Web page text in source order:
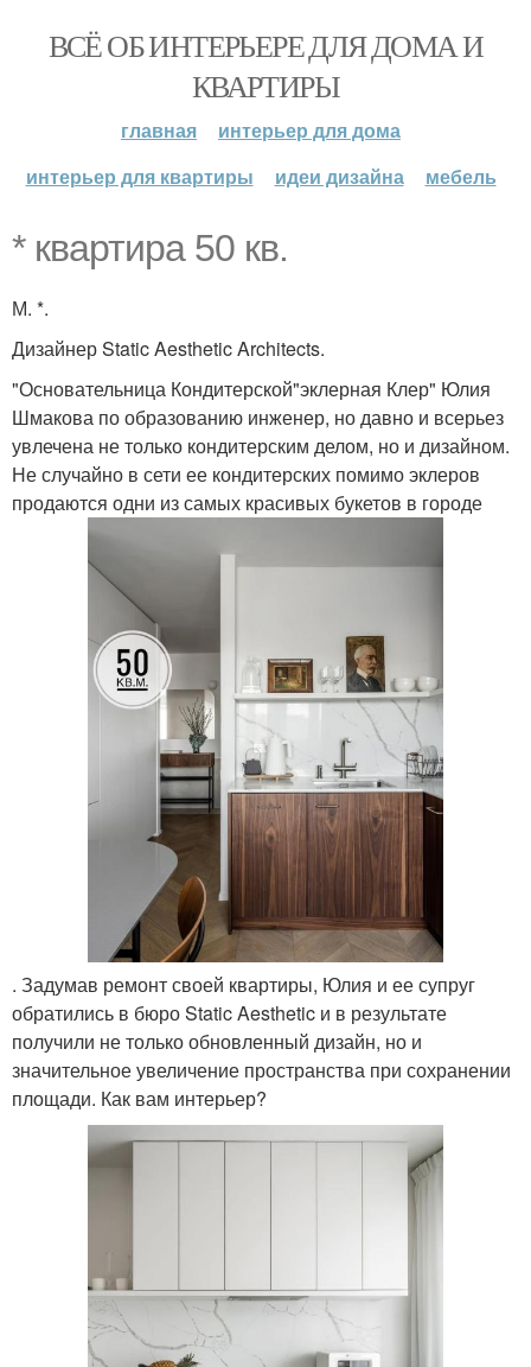
ВСЁ ОБ ИНТЕРЬЕРЕ ДЛЯ ДОМА И
КВАРТИРЫ
главная
интерьер для дома
интерьер для квартиры
идеи дизайна мебель
* квартира 50 кв.
М. *.
Дизайнер Static Aesthetic Architects.
"Основательница Кондитерской"эклерная Клер" Юлия
Шмакова по образованию инженер, но давно и всерьез
увлечена не только кондитерским делом, но и дизайном.
Не случайно в сети ее кондитерских помимо эклеров
продаются одни из самых красивых букетов в городе
. Задумав ремонт своей квартиры, Юлия и ее супруг
обратились в бюро Static Aesthetic и в результате
получили не только обновленный дизайн, но и
значительное увеличение пространства при сохранении
площади. Как вам интерьер?